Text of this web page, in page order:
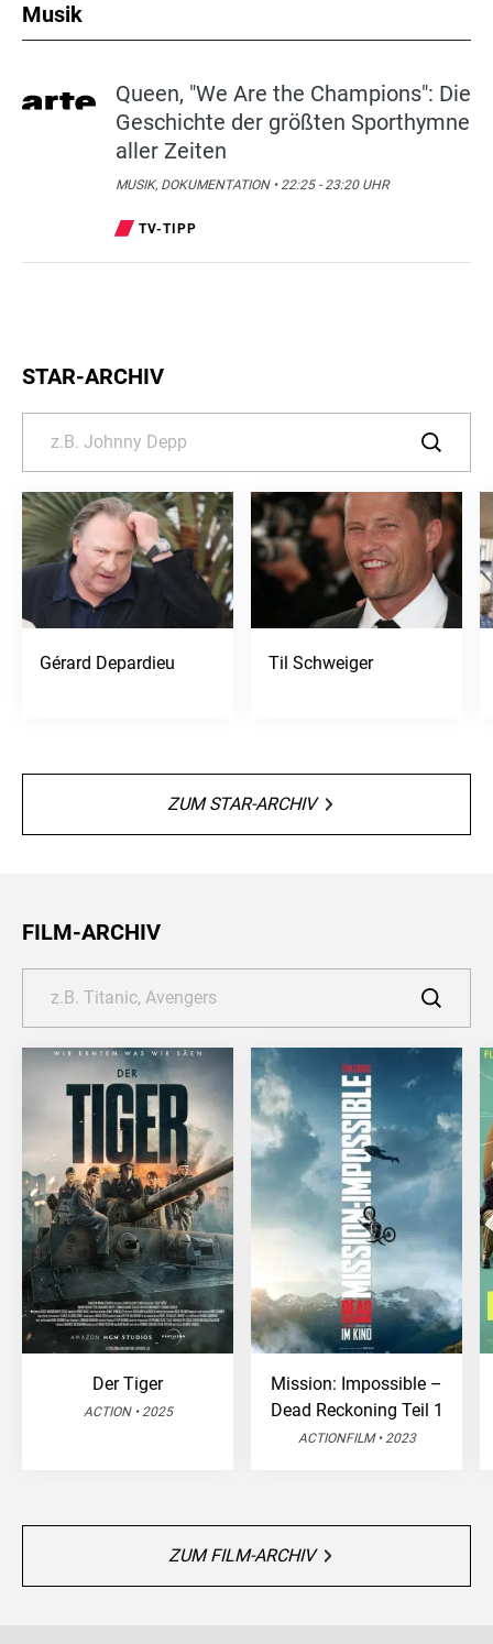
Musik
Queen, "We Are the Champions": Die
Geschichte der größten Sporthymne
aller Zeiten
MUSIK, DOKUMENTATION • 22:25 - 23:20 UHR
TV-TIPP
STAR-ARCHIV
Gérard Depardieu Til Schweiger
ZUM STAR-ARCHIV
FILM-ARCHIV
Der Tiger
ACTION • 2025
Mission: Impossible –
Dead Reckoning Teil 1
ACTIONFILM • 2023
ZUM FILM-ARCHIV